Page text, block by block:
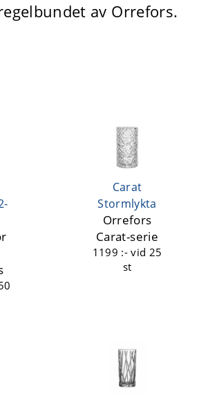
av Orrefors.
Carat
Stormlykta
Orrefors
Carat-serie
1199 :-vid 25
st